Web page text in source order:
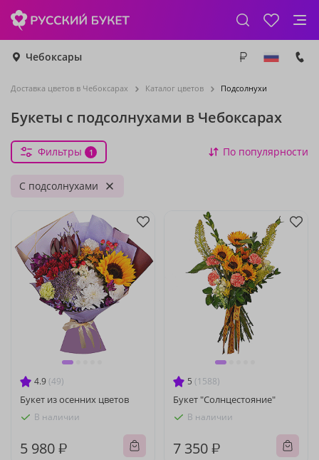
Чебоксары
Доставка цветов в Чебоксарах Каталог цветов Подсолнухи
Букеты с подсолнухами в Чебоксарах
Фильтры 1 По популярности
С подсолнухами
4.9 (49)
Букет из осенних цветов
В наличии
5 980 ₽
5 (1588)
Букет "Солнцестояние"
В наличии
7 350 ₽